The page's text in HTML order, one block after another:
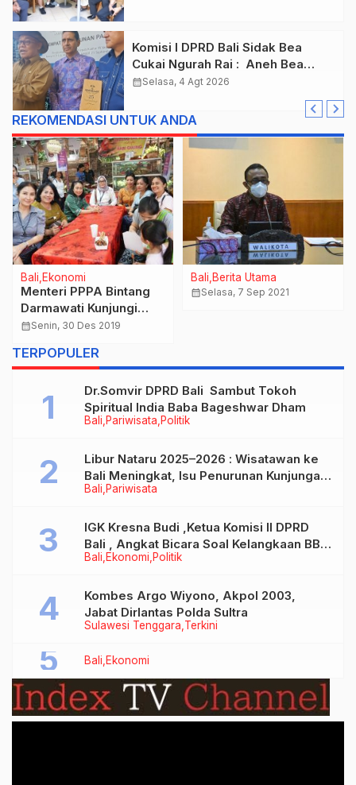
Komisi I DPRD Bali Sidak Bea
Cukai Ngurah Rai : Aneh Bea
Cukai Tolak berikan List Data
calendar_monthSelasa, 4 Agt 2026
REKOMENDASI UNTUK ANDA
Bali Ekonomi
Rai Iswara buka Bimtek
Perbekel, Berharap
Dapat menerapkan ilmu
menjabat
calendar_monthSelasa, 25 Feb 2020
Bali Berita Utama
Antisipasi Cuaca
…
TERPOPULER
Bali Pariwisata Politik
Dr.Somvir DPRD Bali Sambut Tokoh
Spiritual India Baba Bageshwar Dham
Bali Pariwisata
Libur Nataru 2025–2026 : Wisatawan ke
Bali Meningkat, Isu Penurunan Kunjungan
Tidak Benar
Bali Ekonomi Politik
IGK Kresna Budi ,Ketua Komisi II DPRD
Bali , Angkat Bicara Soal Kelangkaan BBM
Bersubsidi Jenis Solar
Sulawesi Tenggara Terkini
Kombes Argo Wiyono, Akpol 2003,
Jabat Dirlantas Polda Sultra
Bali Ekonomi